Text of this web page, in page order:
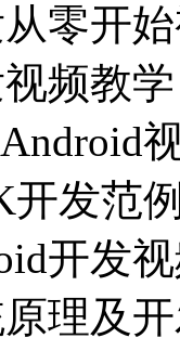
从零开
频教
开发
开
理及